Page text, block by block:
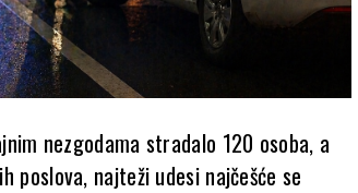
nezgodama stradalo 120 osoba, a
poslova, najteži udesi najčešće se